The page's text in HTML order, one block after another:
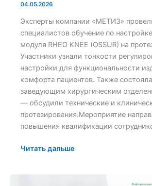
04.05.2026
Эксперты компании «МЕТИЗ»
специалистов обучение по
модуля RHEO KNEE (OSSUR) на
Участники узнали тонкости
настройки для функциональности
комфорта пациентов. Также
заведующим хирургическим
— обсудили технические и
протезирования.Мероприятие
повышения квалификации
В
подразделении
в
Салехарде
состоялся
протезированию
Читать дальше